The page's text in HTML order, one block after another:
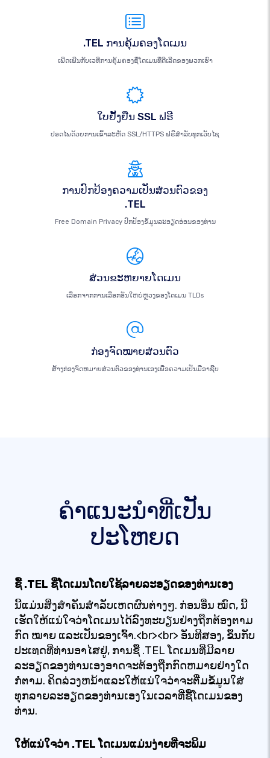
.TEL ການຄຸ້ມຄອງໂດເມນ
ເພີດເພີນກັບເວທີການຄຸ້ມຄອງຊື່ໂດເມນທີ່ດີເລີດຂອງພວກເຮົາ
ໃບຢັ້ງຢືນ SSL ຟຣີ
ປອດໄພດ້ວຍການເຂົ້າລະຫັດ SSL/HTTPS ຟຣີສຳລັບທຸກເວັບໄຊ
ການປົກປ້ອງຄວາມເປັນສ່ວນຕົວຂອງ
.TEL
Free Domain Privacy ປົກປ້ອງຂໍ້ມູນລະອຽດອ່ອນຂອງທ່ານ
ສ່ວນຂະຫຍາຍໂດເມນ
ເລືອກຈາກການເລືອກອັນໃຫຍ່ຫຼວງຂອງໂດເມນ TLDs
ກ່ອງຈົດໝາຍສ່ວນຕົວ
ສ້າງກ່ອງຈົດຫມາຍສ່ວນຕົວຂອງທ່ານເອງເພື່ອຄວາມເປັນມືອາຊີບ
ຄໍາແນະນໍາທີ່ເປັນ
ປະໂຫຍດ
ຊື້ .TEL ຊື່ໂດເມນໂດຍໃຊ້ລາຍລະອຽດຂອງທ່ານເອງ
ນີ້ແມ່ນສິ່ງສໍາຄັນສໍາລັບເຫດຜົນຕ່າງໆ. ກ່ອນອື່ນ ໝົດ, ນີ້
ເຮັດໃຫ້ແນ່ໃຈວ່າໂດເມນໄດ້ລົງທະບຽນຢ່າງຖືກຕ້ອງຕາມ
ກົດ ໝາຍ ແລະເປັນຂອງເຈົ້າ.<br><br> ອັນທີສອງ, ຂຶ້ນກັບ
ປະເທດທີ່ທ່ານອາໄສຢູ່, ການຊື້ .TEL ໂດເມນທີ່ມີລາຍ
ລະອຽດຂອງທ່ານເອງອາດຈະຕ້ອງຖືກກົດຫມາຍຢ່າງໃດ
ກໍ່ຕາມ. ຄິດລ່ວງຫນ້າແລະໃຫ້ແນ່ໃຈວ່າຈະຕື່ມຂໍ້ມູນໃສ່
ທຸກລາຍລະອຽດຂອງທ່ານເອງໃນເວລາທີ່ຊື້ໂດເມນຂອງ
ທ່ານ.
ໃຫ້ແນ່ໃຈວ່າ .TEL ໂດເມນແມ່ນງ່າຍທີ່ຈະພິມ